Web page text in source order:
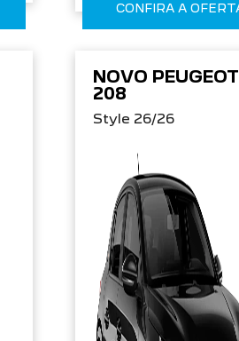
CONFIRA A
NOVO PEUGEOT
208
Style 26/26